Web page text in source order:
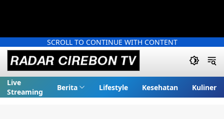
SCROLL TO CONTINUE WITH CONTENT
Live
Streaming
Berita Lifestyle Kesehatan Kuliner